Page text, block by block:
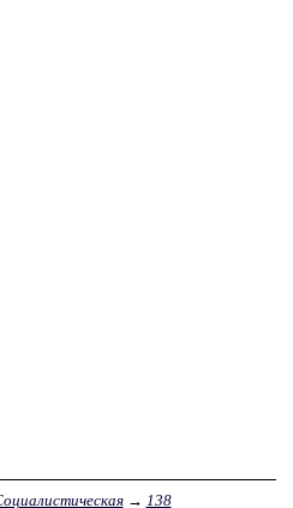
→ 138